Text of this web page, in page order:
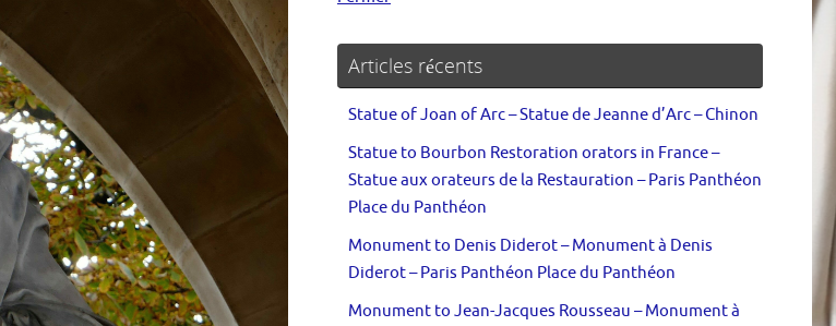
Articles récents
Statue of Joan of Arc – Statue de Jeanne d’Arc – Chinon
Statue to Bourbon Restoration orators in France –
Statue aux orateurs de la Restauration – Paris Panthéon
Place du Panthéon
Monument to Denis Diderot – Monument à Denis
Diderot – Paris Panthéon Place du Panthéon
Monument to Jean-Jacques Rousseau – Monument à